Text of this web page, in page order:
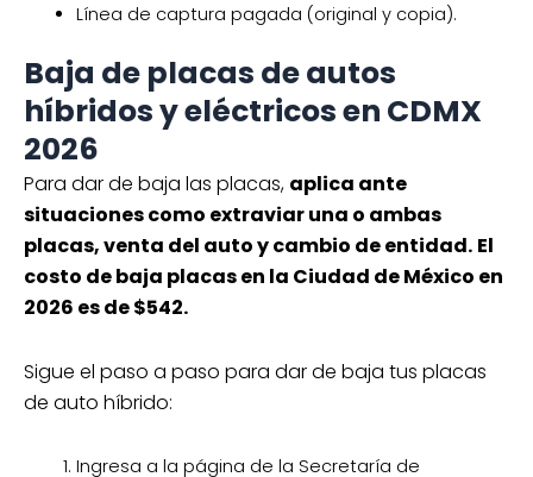
Línea de captura pagada (original y copia).
Baja de placas de autos
híbridos y eléctricos en CDMX
2026
Para dar de baja las placas, aplica ante
situaciones como extraviar una o ambas
placas, venta del auto y cambio de entidad. El
costo de baja placas en la Ciudad de México en
2026 es de $542.
Sigue el paso a paso para dar de baja tus placas
de auto híbrido:
Ingresa a la página de la Secretaría de